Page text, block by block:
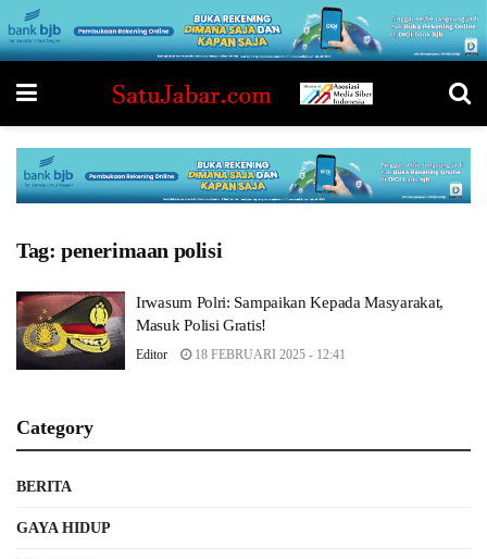
Tag: penerimaan polisi
Irwasum Polri: Sampaikan Kepada Masyarakat,
Masuk Polisi Gratis!
Editor 18 FEBRUARI 2025 - 12:41
Category
BERITA
GAYA HIDUP